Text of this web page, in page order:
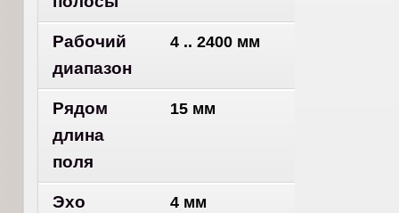
Рабочий
диапазон
4 .. 2400 мм
Рядом
длина
поля
15 мм
Эхо
4 мм